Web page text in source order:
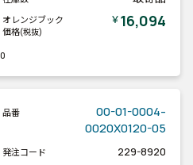
オレンジブック
価格(税抜)
￥16,094
品番
00-01-0004-
0020X0120-05
発注コード 229-8920